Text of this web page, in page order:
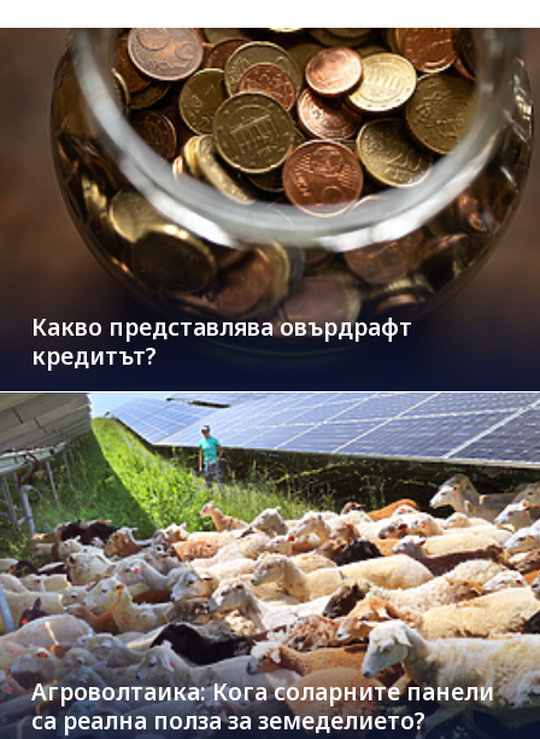
Какво представлява овърдрафт
кредитът?
Агроволтаика: Кога соларните панели
са реална полза за земеделието?